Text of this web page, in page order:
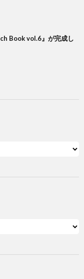
Book vol.6』が完成し